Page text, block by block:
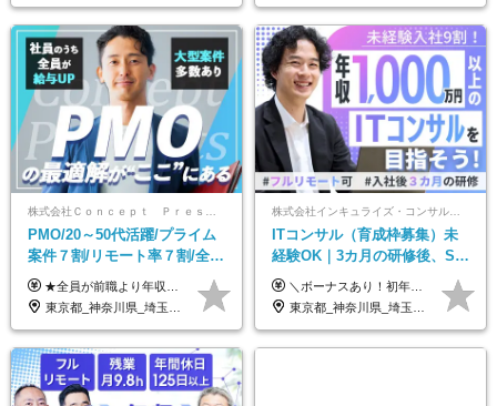
PMO/20～50代活躍/プライム
案件７割/リモート率７割/全員
前職より年収UP/有給取得率
100%
★全員が前職より年収UPを実現！ ★前職給与より120％アップ実績あり ★前職給与を最大限に考慮 ★入社4年目で年収800万円の社員も在籍！ 年俸420万円～960万円（1/12を毎月支給）＋インセンティブ＋各種手当 ※経験・スキルを考慮の上、決定します ※試用期間6ヶ月あり（期間中の給与、待遇に差異はありません） ※上記金額には固定残業代(月20時間／月5.6万円)を含みます ※超過分は別途全額支給します
東京都_神奈川県_埼玉県_千葉県
ITコンサル（育成枠募集）未
経験OK｜3カ月の研修後、SE
からコンサルへステップアッ
プ｜リモート8割以上
＼ボーナスあり！初年度から年収300万円以上／ ■月給24万2,200円～35万円＋賞与＋各種手当 ※経験・年齢・能力等を考慮し決定いたします。 ※試用期間中（3カ月）は契約社員で、月給21万円＋諸手当になります。 （試用期間中は残業が発生しません。その他の待遇に変更はありません。） ＼自分の市場価値が上がる／ 定量評価×定性評価の明確な基準での評価制度を設けており、自分の目標達成度合いや仕事に対しての姿勢が給与にも反映されるようになっています。そのため、平均昇給額は40万円以上！100万円以上昇給する人もいます！ 【固定残業代について】 固定残業30時間分（46,000円～69,375円）を含む ※超過分は別途全額支給
東京都_神奈川県_埼玉県_千葉県_大阪府_愛知県_北海道_青森県_岩手県_宮城県_秋田県_山形県_福島県_茨城県_栃木県_群馬県_新潟県_山梨県_長野県_富山県_石川県_福井県_静岡県_岐阜県_三重県_兵庫県_京都府_滋賀県_奈良県_和歌山県_広島県_岡山県_鳥取県_島根県_山口県_徳島県_香川県_愛媛県_高知県_福岡県_熊本県_佐賀県_長崎県_大分県_宮崎県_鹿児島県_沖縄県